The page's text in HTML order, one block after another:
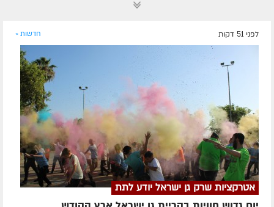
לפני 51 דקות חדשות »
אטרקציות שרק גן ישראל יודע לתת